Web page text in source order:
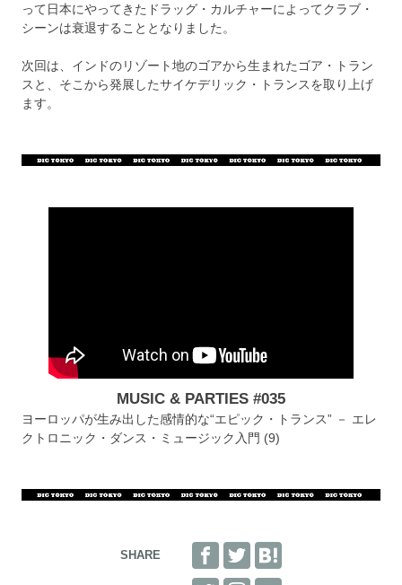
って日本にやってきたドラッグ・カルチャーによってクラブ・
シーンは衰退することとなりました。
次回は、インドのリゾート地のゴアから生まれたゴア・トラン
スと、そこから発展したサイケデリック・トランスを取り上げ
ます。
MUSIC & PARTIES #035
ヨーロッパが生み出した感情的な“エピック・トランス” － エレ
クトロニック・ダンス・ミュージック入門 (9)